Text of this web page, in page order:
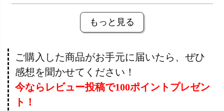
もっと見る
ご購入した商品がお手元に届いたら、ぜひ
感想を聞かせてください！
今ならレビュー投稿で100ポイントプレゼン
ト！